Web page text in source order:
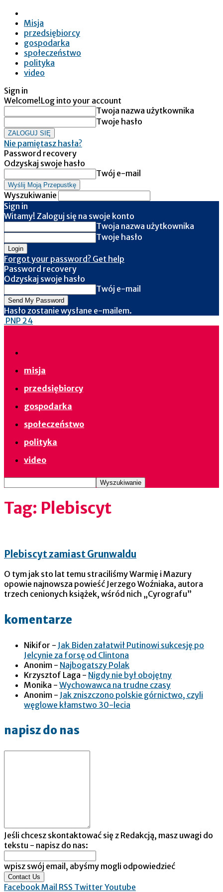
Misja
przedsiębiorcy
gospodarka
społeczeństwo
polityka
video
Sign in
Welcome!Log into your account
Twoja nazwa użytkownika
Twoje hasło
Nie pamiętasz hasła?
Password recovery
Odzyskaj swoje hasło
Twój e-mail
Wyszukiwanie
Sign in
Witamy! Zaloguj się na swoje konto
Twoja nazwa użytkownika
Twoje hasło
Forgot your password? Get help
Password recovery
Odzyskaj swoje hasło
Twój e-mail
Hasło zostanie wysłane e-mailem.
PNP 24
misja
przedsiębiorcy
gospodarka
społeczeństwo
polityka
video
Tag: Plebiscyt
Plebiscyt zamiast Grunwaldu
O tym jak sto lat temu straciliśmy Warmię i Mazury
opowie najnowsza powieść Jerzego Woźniaka, autora
trzech cenionych książek, wśród nich „Cyrografu”
komentarze
Nikifor - Jak Biden załatwił Putinowi sukcesję po
Jelcynie za forsę od Clintona
Anonim - Najbogatszy Polak
Krzysztof Laga - Nigdy nie był obojętny
Monika - Wychowawca na trudne czasy
Anonim - Jak zniszczono polskie górnictwo, czyli
węglowe kłamstwo 30-lecia
napisz do nas
Jeśli chcesz skontaktować się z Redakcją, masz uwagi do
tekstu - napisz do nas:
wpisz swój email, abyśmy mogli odpowiedzieć
Contact Us
FacebookMail RSS Twitter Youtube